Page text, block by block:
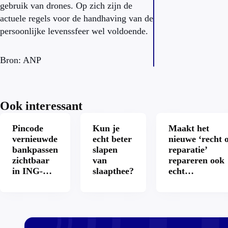
gebruik van drones. Op zich zijn de
actuele regels voor de handhaving van de
persoonlijke levenssfeer wel voldoende.
Bron: ANP
Ook interessant
Pincode
vernieuwde
bankpassen
zichtbaar
in ING-
Kun je
echt beter
slapen
van
slaapthee?
Maakt het
nieuwe ‘recht
reparatie’
repareren ook
echt